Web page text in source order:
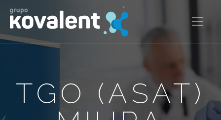
TGO (ASAT)